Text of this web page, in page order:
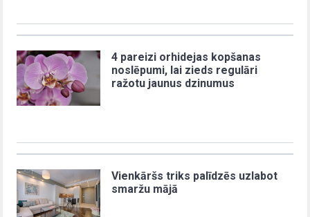
4 pareizi orhidejas kopšanas
noslēpumi, lai zieds regulāri
ražotu jaunus dzinumus
Vienkāršs triks palīdzēs uzlabot
smaržu mājā